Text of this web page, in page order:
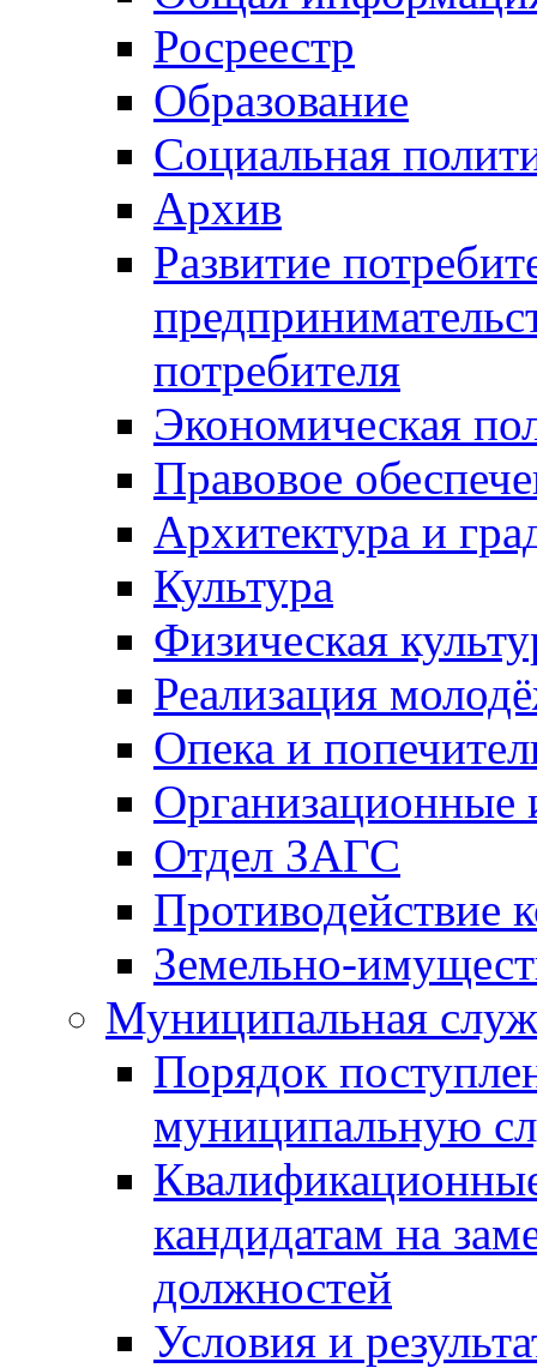
Росреестр
Образование
Социальная
Архив
Развитие
потребителя
Экономическая
Правовое
Архитектура и
Культура
Физическая
Реализация
Опека и
Отдел ЗАГС
Противодействие
Земельно-
Муниципальная
Порядок
муниципальную
кандидатам на
должностей
Условия и